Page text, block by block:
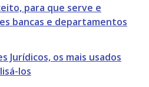
para que serve e
bancas e departamentos
Jurídicos, os mais usados
los